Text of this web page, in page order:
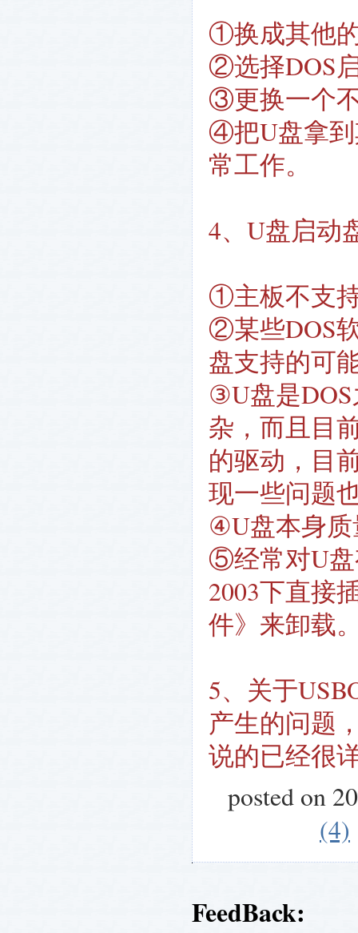
①换成其他
②选择DOS
③更换一个
④把U盘拿到
常工作。
4、U盘启动
①主板不支
②某些DOS
盘支持的可
③U盘是
杂，而且目
的驱动，目
现一些问题
④U盘本身
⑤经常对U盘
2003下直接
件》来卸载
5、关于
产生的问题
说的已经很
posted on
(4)
FeedBack: